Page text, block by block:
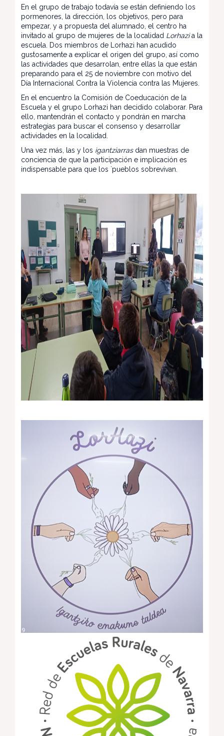
En el grupo de trabajo todavía se están definiendo los
pormenores, la dirección, los objetivos, pero para
empezar, y a propuesta del alumnado, el centro ha
invitado al grupo de mujeres de la localidad Lorhazia la
escuela. Dos miembros de Lorhazi han acudido
gustosamente a explicar el origen del grupo, así como
las actividades que desarrolan, entre ellas la que están
preparando para el 25 de noviembre con motivo del
Día Internacional Contra la Violencia contra las Mujeres.
En el encuentro la Comisión de Coeducación de la
Escuela y el grupo Lorhazi han decidido colaborar. Para
ello, mantendrán el contacto y pondrán en marcha
estrategias para buscar el consenso y desarrollar
actividades en la localidad.
Una vez más, las y los igantziarrasdan muestras de
conciencia de que la participación e implicación es
indispensable para que los `pueblos sobrevivan.